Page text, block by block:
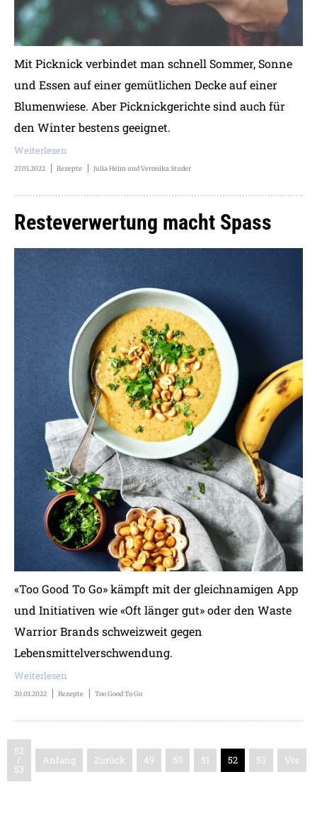
Mit Picknick verbindet man schnell Sommer, Sonne
und Essen auf einer gemütlichen Decke auf einer
Blumenwiese. Aber Picknickgerichte sind auch für
den Winter bestens geeignet.
Weiterlesen
27.01.2022 Rezepte Julia Heim und Veronika Studer
Resteverwertung macht Spass
«Too Good To Go» kämpft mit der gleichnamigen App
und Initiativen wie «Oft länger gut» oder den Waste
Warrior Brands schweizweit gegen
Lebensmittelverschwendung.
Weiterlesen
20.01.2022 Rezepte Too Good To Go
52
/
53
Anfang Zurück 49 50 51 52 53 Vor